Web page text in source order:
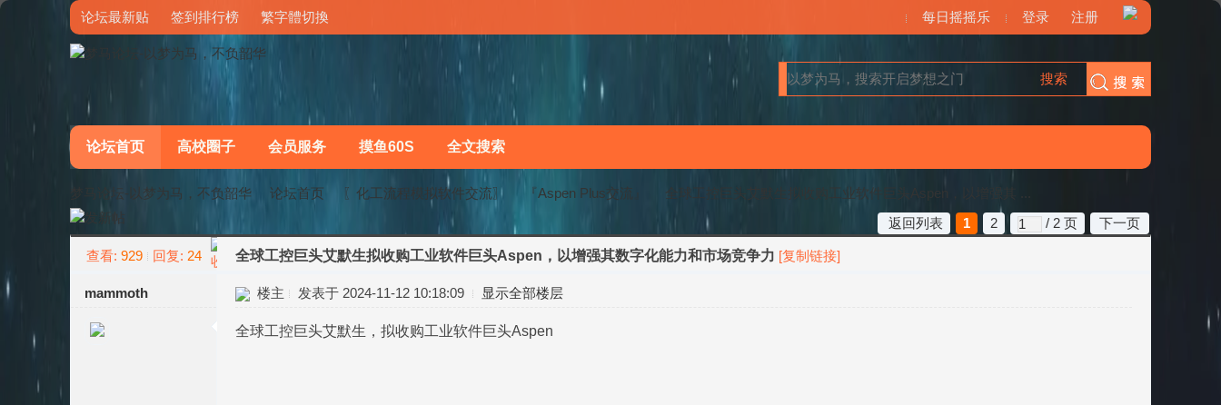
论坛最新贴 签到排行榜 繁字體切換 每日摇摇乐 登录 注册
搜索
论坛首页 高校圈子 会员服务 摸鱼60S 全文搜索
梦马论坛-以梦为马，不负韶华 论坛首页 〖化工流程模拟软件交流〗 『Aspen Plus交流』
全球工控巨头艾默生拟收购工业软件巨头Aspen，以增强其 ...
1
2 / 2 页 下一页
返回列表
查看: 929 回复: 24 全球工控巨头艾默生拟收购工业软件巨头Aspen，以增强其数字化能力和市场竞争力 [复制链接]
mammoth 楼主 发表于 2024-11-12 10:18:09 显示全部楼层
全球工控巨头艾默生，拟收购工业软件巨头Aspen